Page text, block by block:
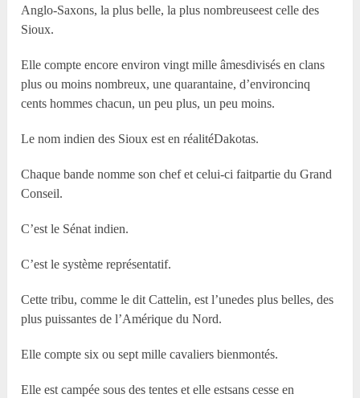
Anglo-Saxons, la plus belle, la plus nombreuseest celle des
Sioux.
Elle compte encore environ vingt mille âmesdivisés en clans
plus ou moins nombreux, une quarantaine, d’environcinq
cents hommes chacun, un peu plus, un peu moins.
Le nom indien des Sioux est en réalitéDakotas.
Chaque bande nomme son chef et celui-ci faitpartie du Grand
Conseil.
C’est le Sénat indien.
C’est le système représentatif.
Cette tribu, comme le dit Cattelin, est l’unedes plus belles, des
plus puissantes de l’Amérique du Nord.
Elle compte six ou sept mille cavaliers bienmontés.
Elle est campée sous des tentes et elle estsans cesse en